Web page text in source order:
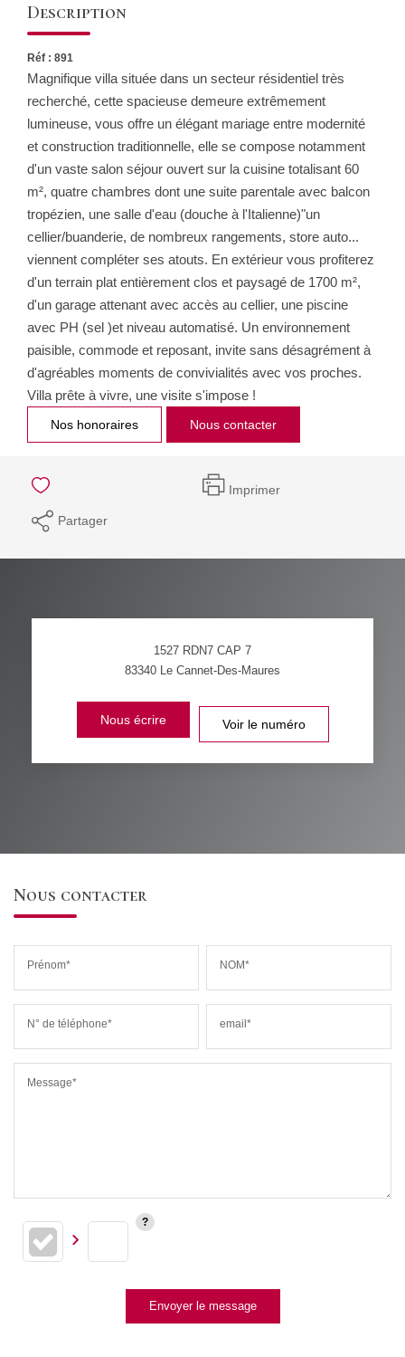
Description
Réf : 891
Magnifique villa située dans un secteur résidentiel très
recherché, cette spacieuse demeure extrêmement
lumineuse, vous offre un élégant mariage entre modernité
et construction traditionnelle, elle se compose notamment
d'un vaste salon séjour ouvert sur la cuisine totalisant 60
m², quatre chambres dont une suite parentale avec balcon
tropézien, une salle d'eau (douche à l'Italienne)"un
cellier/buanderie, de nombreux rangements, store auto...
viennent compléter ses atouts. En extérieur vous profiterez
d'un terrain plat entièrement clos et paysagé de 1700 m²,
d'un garage attenant avec accès au cellier, une piscine
avec PH (sel )et niveau automatisé. Un environnement
paisible, commode et reposant, invite sans désagrément à
d'agréables moments de convivialités avec vos proches.
Villa prête à vivre, une visite s'impose !
Nos honoraires Nous contacter
Imprimer
Partager
1527 RDN7 CAP 7
83340 Le Cannet-Des-Maures
Nous écrire Voir le numéro
Nous contacter
Prénom* NOM*
N° de téléphone* email*
Message*
Envoyer le message